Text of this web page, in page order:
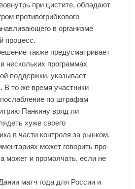
при цистите, обладают
противогрибкового
в организме
процесс.
также предусматривает
нескольких программах
поддержки, указывает
В то же время участники
по штрафам
Панкину вряд ли
хуже своего
в части контроля за рынком.
может говорить про
может и промолчать, если не
матч года для России и